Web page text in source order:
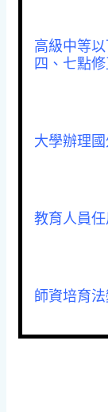
高級中等
四、七點
大學辦理
教育人員
師資培育